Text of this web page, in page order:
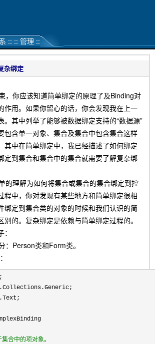
:: :: 管理 ::
杂绑定
，你应该知道简单绑定的原理了及Binding对
作用。如果你留心的话，你会发现我在上一
。其中列举了能够被数据绑定支持的“数据源”
包含单一对象、集合及集合中包含集合这样
其中在简单绑定中，我已经描述了如何绑定
定到集合和集合中的集合就需要了解复杂绑
的理解为如何将集合或集合的集合绑定到控
程中，你对发现有某些地方和简单绑定很相
绑定到集合类的对象的时候和我们认识的简
别的。复杂绑定是依赖与简单绑定过程的。
Person类和Form类。
合中的项对象。